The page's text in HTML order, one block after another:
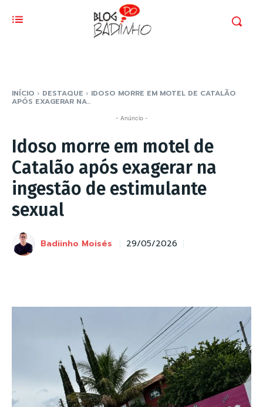
INÍCIO DESTAQUE IDOSO MORRE EM MOTEL DE CATALÃO
APÓS EXAGERAR NA...
- Anúncio -
Idoso morre em motel de
Catalão após exagerar na
ingestão de estimulante
sexual
Badiinho Moisés 29/05/2026